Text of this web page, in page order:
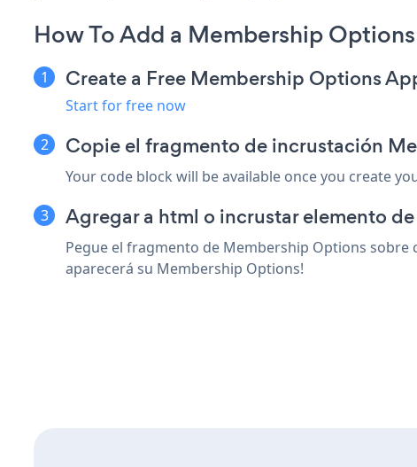
How To Add a Membership
Create a Free Membership Options
Start for free now
Copie el fragmento de incrustación
Your code block will be available once you create
Agregar a html o incrustar elemento
Pegue el fragmento de Membership Options sobre
aparecerá su Membership Options!